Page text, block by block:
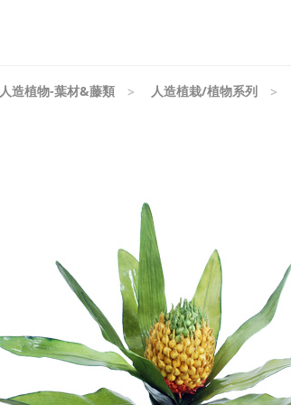
人造植物-葉材&藤類 人造植栽/植物系列